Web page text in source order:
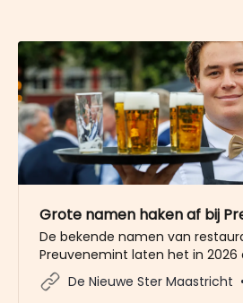
Grote namen haken af bij
De bekende namen van
Preuvenemint laten het in 2026
Sterrenchef Hans van Wolde
editie te vinden zijn. Ook
De Nieuwe Ster Maastricht